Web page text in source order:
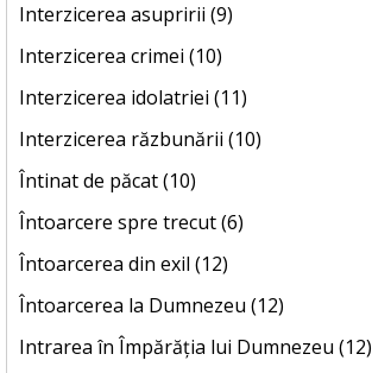
Interzicerea asupririi (9)
Interzicerea crimei (10)
Interzicerea idolatriei (11)
Interzicerea răzbunării (10)
Întinat de păcat (10)
Întoarcere spre trecut (6)
Întoarcerea din exil (12)
Întoarcerea la Dumnezeu (12)
Intrarea în Împărăția lui Dumnezeu (12)